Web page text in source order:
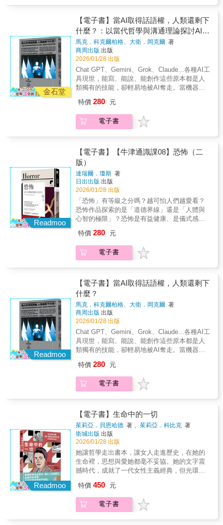
University Press）的系列叢書，秉持「為所有
讀者提供一個可讀性強且包羅萬千的工具書圖
書館」的信念，於1995年首次推出，多年來已
出版近700本讀物，內容涉及歷史、神學、藝
術、哲學、文學、醫學、自然科學、政治等數
十多種領域。每一本書對應一個主題，由該領
域公認的專家撰寫，篇幅簡潔精煉，並提供進
一步深度閱讀的建議，確保讀者讀完後能建立
該主題的專業級知識框架。
這本新著作《我寫故我在》（I write, therefore
的能與不能，並從歷史的經驗追找「我們可以
做什麼？」為人類智能的永續尋找出路，作者
強調：有覺醒力（awakening power）的「廣義
的寫作」是人性共知共感想像力及創意的通
道，包括文字、樂譜、圖像的思想鏈（chain of
thought）及上下文連結「工程」（context
connection engineering）的主導權，必須出自
人腦不能外包給機器。人類智能中最重要的非
相關的隨機變動，AI的學習管理系統
（mathematical proof）框架可以模擬。所以任
何想要類同神經系統的企圖，都會遇到瓶頸，
因為物理律、數學律的應用是「常」的。人體
還有化學律的極限變化，在神經原內外，不只
有生物能電位差，還有神經傳導物質
（neurotransmitters）的離子通道注入、釋放、
作用、解除，造成神經元無時無刻的變變變，
新的研究還將量子糾纏都列入「腦功能假
說」。也就是說，「無常」，不只是宇宙環境
的底層性質，根本上，人腦意識運作就是鏡像
了大千世界的「無常」。人機相連的文明
（human machines connected civilization）才
是可能的未來，而不是獨立的機械自主AGI。
「無常人腦」與「常機器」的永動in-out，強化
智能（augmented intelligence）才是希望。★
前瞻推薦李遠哲 中央研究院前院長黃安捷 智邦
University of Southern California）王志宏 《經
典》雜誌總編輯湯銘哲 國立成功大學醫學院教
授、國際傷口中心主任黃心雅 中山大學外文系
特聘教授林珊如 國立陽明交通大學教育研究所
講座教授徐經倫 中央研究院生物醫學科學研究
所、台灣大學生命科學系、台灣計算神經與德
國 Bernstien Nework 神經科學聯盟助研究員宋
國誠 博士 國立政治大學國際關係研究中心資深
研究員
的歷史編寫成年表，2500年來，靠書寫成就的
文明，形成一種人類最聰明大腦「意識經驗」
的馬拉松接力，終於形成了AI的史前史，沒有
這2500年智者穿牆而出，天才由地湧現，凝聚
了集體智能（collective intelligence）的超時空
聯繫，不可能有今天開放創新（open
innovation）的AI橫空出世。作者楊憲宏年輕時
代是腦科學的研究者，1980年代就在台灣大學
醫學院生理研究所以「自主神經系統」
（autonomic nervous system）作為碩士研究
感受（mind experiencing）在大腦形成「世界
模型」（world model）記憶的核心自動機制。
這本新著作《我寫故我在》（I write, therefore
的能與不能，並從歷史的經驗追找「我們可以
做什麼？」為人類智能的永續尋找出路，作者
強調：有覺醒力（awakening power）的「廣義
的寫作」是人性共知共感想像力及創意的通
道，包括文字、樂譜、圖像的思想鏈（chain of
thought）及上下文連結「工程」（context
connection engineering）的主導權，必須出自
人腦不能外包給機器。人類智能中最重要的非
相關的隨機變動，AI的學習管理系統
（mathematical proof）框架可以模擬。所以任
何想要類同神經系統的企圖，都會遇到瓶頸，
因為物理律、數學律的應用是「常」的。人體
還有化學律的極限變化，在神經原內外，不只
有生物能電位差，還有神經傳導物質
（neurotransmitters）的離子通道注入、釋放、
作用、解除，造成神經元無時無刻的變變變，
新的研究還將量子糾纏都列入「腦功能假
說」。也就是說，「無常」，不只是宇宙環境
的底層性質，根本上，人腦意識運作就是鏡像
了大千世界的「無常」。人機相連的文明
（human machines connected civilization）才
是可能的未來，而不是獨立的機械自主AGI。
「無常人腦」與「常機器」的永動in-out，強化
智能（augmented intelligence）才是希望。★
前瞻推薦李遠哲 中央研究院前院長黃安捷 智邦
University of Southern California）王志宏 《經
典》雜誌總編輯湯銘哲 國立成功大學醫學院教
授、國際傷口中心主任黃心雅 中山大學外文系
特聘教授林珊如 國立陽明交通大學教育研究所
講座教授徐經倫 中央研究院生物醫學科學研究
所、台灣大學生命科學系、台灣計算神經與德
國 Bernstien Nework 神經科學聯盟助研究員宋
研究員
金石堂
【電子書】當AI取得話語權，人類還剩下
什麼？：以當代哲學與溝通理論探討AI的
語言、意識與作者權威性問題
馬克．科克爾柏格、大衛．岡克爾 著
商周出版 出版
2026/01/28 出版
Chat GPT、Gemini、Grok、Claude...各種AI工
具現世，能寫、能說、能創作這些原本都是人
類獨有的技能，卻輕易地被AI奪走。當機器開
束？在AI浪潮之中，重新探尋人類與科技的關
係!本書特色☛作者科克爾柏格與岡克爾專攻技
術哲學與倫理，為你帶來「AI有自我意識
角上帶給我們的危機!☛以圖靈測試、溝通理
論、羅蘭．巴特「作者已死」、柏拉圖等哲學
理論，探究AI的語言、意識、智慧、作者權威
性等議題，這些答案將改變人類對於AI的認知!
☛全面性的探討AI與人類的關係，不僅要懂得
如何使用AI，更要懂AI對於人類的「意義」!專
文導讀☛臺大外文系博士、獨立學者 林宛瑄
「《當AI取得話語權，人類還剩下什麼？》最
具啟發性的觀點在於：我們確實需要以批判態
度檢視LLM與其他生成式AI對語言、書寫與創
心主義的形上學語言與書寫觀，並將人類以外
的意義生產參與者排除在外，不僅無法回應新
科技帶來的挑戰，反而可能錯失跳出框架、重
話重要嗎？從瑞斗日記到對話式AI的信任難
題〉本書簡介在AI時代，人類正面臨前所未有
的危機！只要輸入幾句話就可以生成文章、圖
片與任何所想要的東西，AI徹底翻轉「只有人
類能做到的事」的認知，同時也動搖了人類的
地位，迫使我們重新思考AI與我們之間的關
係。這引起諸多在哲學上的關鍵問題：☛AI有
自我意識嗎？二○二二年六月，前Google工程師
不了了之，但是AI是否具有意識始終是幽靈般
過了圖靈測試，字句、語氣與斷句無一不像人
類，但是AI能「理解」自己在說什麼嗎？還是
只是鸚鵡學舌？☛AI可以成為「人類」嗎？直
到今天，諸多學術期刊與雜誌仍然只將「作
者」的頭銜給予「真正的人類」，但是更多創
作者加入了與AI共同創作的行列，甚至要求給
予AI「作者」的頭銜......☛人類的寫作還有未來
嗎？羅蘭．巴特的「作者已死」成真！只要動
動手指、下提示詞，一篇文章彈指之間便可完
成。這是寫作的末路，還是另一個新世界？面
對這些動搖人類地位的問題，我們必須追本溯
源，回歸最基礎的定義與哲學上的提問：什麼
是意識？什麼是語言？最重要的是，這些回答
是否可以延伸至AI上？作者馬克．科克爾柏格
與大衛．岡克爾專攻機械哲學與技術哲學，多
年鑽研機器、哲學與倫理相關的議題，本書不
特價 280 元
電子書
Readmoo
【電子書】【牛津通識課08】恐怖（二
版）
達瑞爾．瓊斯 著
日出出版 出版
2026/01/28 出版
「恐怖」有等級之分嗎？越可怕人們越愛看？
恐怖作品探索的是「道德界線」還是「人體與
心智的極限」？恐怖是有益健康、是儀式感的
確定且未知的情緒制約了人類的思緒，迫使我
們在面對自己可容忍的極限時，思考真實的本
質是什麼：房子裡真的只有我一個人嗎？那是
哪裡？打開牛津大學出版社最受歡迎通識讀
本，用最簡明的方式一探恐怖的演變。恐怖的
類型龐大且多元，從吸血鬼、鬼魂、狼人、瘋
狂科學家、撒旦、怪物、超自然到連續殺人
犯，呈現出各式各樣的人格特質與用途，暗示
或闡明人類迥異的立場、意識形態、論證與世
界觀。世界上有成千上萬與恐怖有關的書籍、
電影、遊戲或其他表現方式，這些驚悚創作，
從莎士比亞悲劇開始到如今的網路迷因處處可
見。恐怖不僅是具象化的藝術形式，也是一種
或越界，恐怖情緒便油然而生，並逐步蔓延：
為什麼恐怖故事讓我們心神不寧卻又很享受？
開膛手傑克的魅力何以歷久不衰？ 恐怖為何
內臟、刺穿眼球……？ 不同世代的恐怖文學
與電影以怎樣的方式呈現？ 為何人們普遍譴
責當代的酷刑，卻在文化意義上接受古希臘悲
劇的屠殺？ 吸血鬼和殭屍兩者有什麼不同？
怪誕、心理冷淡、毛骨悚然的愛情與超自然，
如何影響人類的心智？ 鬼到底是什麼？是人
類創造的虛構，還是真實存在的靈體？ 什麼
分析「恐怖」的表現形式，以及在人類歷史中
如何被用來呈現當代人的恐懼和禁忌，這種現
象如今仍持續在演變：致命的疾病、科技恐
特價 280 元
電子書
Readmoo
【電子書】當AI取得話語權，人類還剩下
什麼？
馬克．科克爾柏格、大衛．岡克爾 著
商周出版 出版
2026/01/28 出版
Chat GPT、Gemini、Grok、Claude...各種AI工
具現世，能寫、能說、能創作這些原本都是人
類獨有的技能，卻輕易地被AI奪走。當機器開
束？在AI浪潮之中，重新探尋人類與科技的關
係!本書特色☛作者科克爾柏格與岡克爾專攻技
術哲學與倫理，為你帶來「AI有自我意識
角上帶給我們的危機!☛以圖靈測試、溝通理
論、羅蘭．巴特「作者已死」、柏拉圖等哲學
理論，探究AI的語言、意識、智慧、作者權威
性等議題，這些答案將改變人類對於AI的認知!
☛全面性的探討AI與人類的關係，不僅要懂得
如何使用AI，更要懂AI對於人類的「意義」!專
文導讀☛臺大外文系博士、獨立學者 林宛瑄
「《當AI取得話語權，人類還剩下什麼？》最
具啟發性的觀點在於：我們確實需要以批判態
作等領域造成的衝擊，但若持續執著於理體中
心主義的形上學語言與書寫觀，並將人類以外
的意義生產參與者排除在外，不僅無法回應新
特價 280 元
電子書
Readmoo
【電子書】生命中的一切
茱莉亞．貝恩哈德 著 、茱莉亞．科比克 著
衛城出版 出版
2026/01/28 出版
她讓哲學走出書本，讓女人走進歷史，在她的
生命裡，思想與愛她都毫不妥協。她的文字震
撼時代，成就了一代女性主義經典，但光環背
在按下門鈴之前，緊張得喘不過氣。在門的另
一端，是轟動法國社會、開創當代女性主義的
思想家，西蒙．波娃。她聽聞西蒙．波娃的各
特價 450 元
電子書